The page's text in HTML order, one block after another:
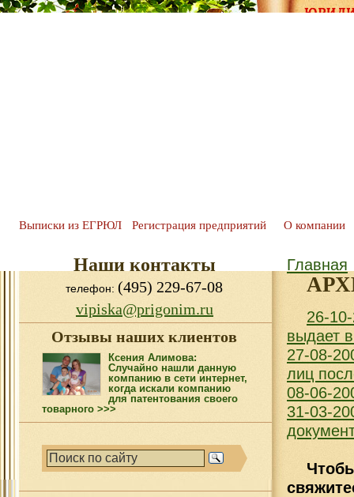
Выписки из ЕГРЮЛ Регистрация предприятий О компании
Наши контакты
телефон:(495) 229-67-08
vipiska@prigonim.ru
Отзывы наших клиентов
Ксения Алимова:
Случайно нашли данную
компанию в сети интернет,
когда искали компанию
для патентования своего
товарного >>>
Главная
26-
выдает
27-08-
лиц
08-06-
31-03-